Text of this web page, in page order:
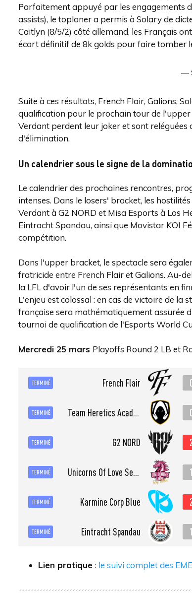
Parfaitement appuyé par les engagements
assists), le toplaner a permis à Solary de
Caitlyn (8/5/2) côté allemand, les Français
écart définitif de 8k golds pour faire tomber
—
Suite à ces résultats, French Flair, Galions,
qualification pour le prochain tour de l'upper
Verdant perdent leur joker et sont
d'élimination.
Un calendrier sous le signe de la
Le calendrier des prochaines rencontres,
intenses. Dans le losers' bracket, les
Verdant à G2 NORD et Misa Esports à Los
Eintracht Spandau, ainsi que Movistar KOI
compétition.
Dans l'upper bracket, le spectacle sera
fratricide entre French Flair et Galions. Au-
la LFL d'avoir l'un de ses représentants en
L'enjeu est colossal : en cas de victoire de
française sera mathématiquement assurée
tournoi de qualification de l'Esports World
Mercredi 25 mars Playoffs Round 2 LB et
TERMINÉ French Flair
TERMINÉ Team Heretics Academy
TERMINÉ G2 NORD
TERMINÉ Unicorns Of Love Sexy Edition 1
TERMINÉ Karmine Corp Blue
TERMINÉ Eintracht Spandau 1
Lien pratique : le suivi complet des